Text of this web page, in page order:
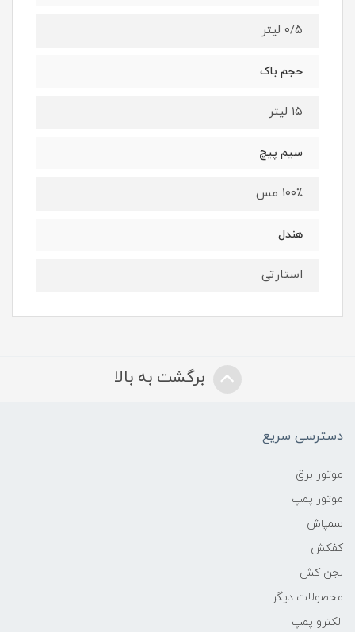
۰/۵ لیتر
حجم باک
۱۵ لیتر
سیم پیچ
۱۰۰٪ مس
هندل
استارتی
برگشت به بالا
دسترسی سریع
موتور برق
موتور پمپ
سمپاش
کفکش
لجن کش
محصولات دیگر
الکترو پمپ